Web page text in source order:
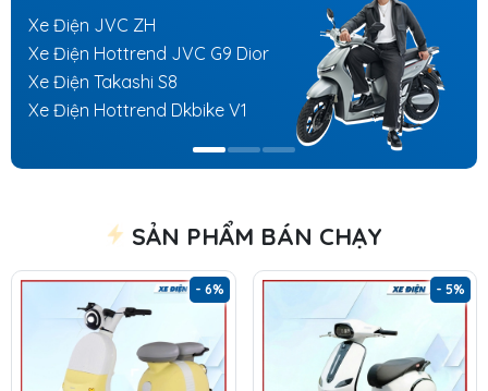
Xe Điện JVC ZH
Xe Điện Hottrend JVC G9 Dior
Xe Điện Takashi S8
Xe Điện Hottrend Dkbike V1
SẢN PHẨM BÁN CHẠY
- 6% - 5%